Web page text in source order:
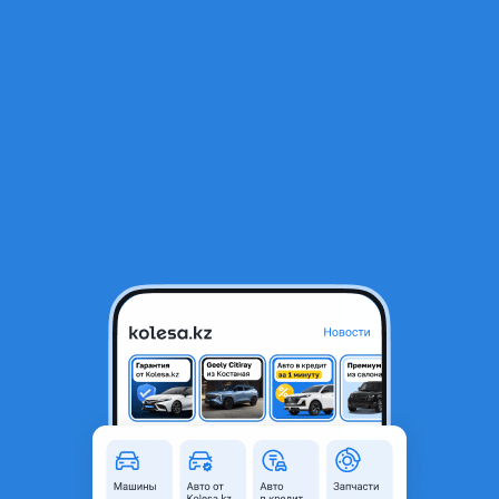
Hyundai Santa Fe 2001 года
Объявление находится в архиве и может быть